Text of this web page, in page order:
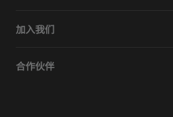
加入我们
合作伙伴